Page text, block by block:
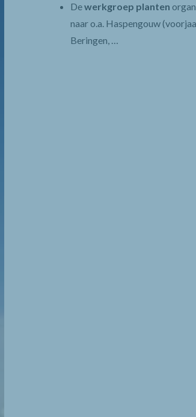
Dewerkgroep planten
naar o.a. Haspengouw
Beringen, …